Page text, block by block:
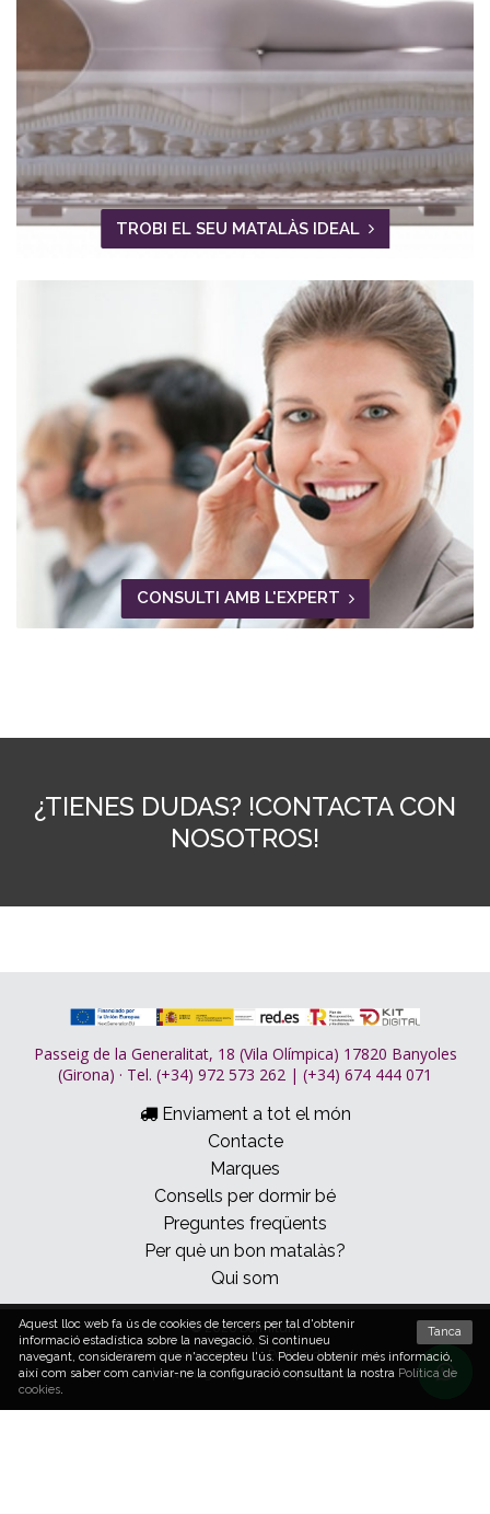
TROBI EL SEU MATALÀS IDEAL
CONSULTI AMB L'EXPERT
¿TIENES DUDAS? !CONTACTA CON
NOSOTROS!
Passeig de la Generalitat, 18 (Vila Olímpica) 17820 Banyoles
(Girona) · Tel. (+34) 972 573 262 | (+34) 674 444 071
Enviament a tot el món
Contacte
Marques
Consells per dormir bé
Preguntes freqüents
Per què un bon matalàs?
Qui som
© 2026 Dormitum
Condicions de compra
Política de cookies
Avís legal i política de privacitat
Tanca
Aquest lloc web fa ús de cookies de tercers per tal d'obtenir
informació estadística sobre la navegació. Si continueu
navegant, considerarem que n'accepteu l'ús. Podeu obtenir més informació,
així com saber com canviar-ne la configuració consultant la nostra Política de
cookies.